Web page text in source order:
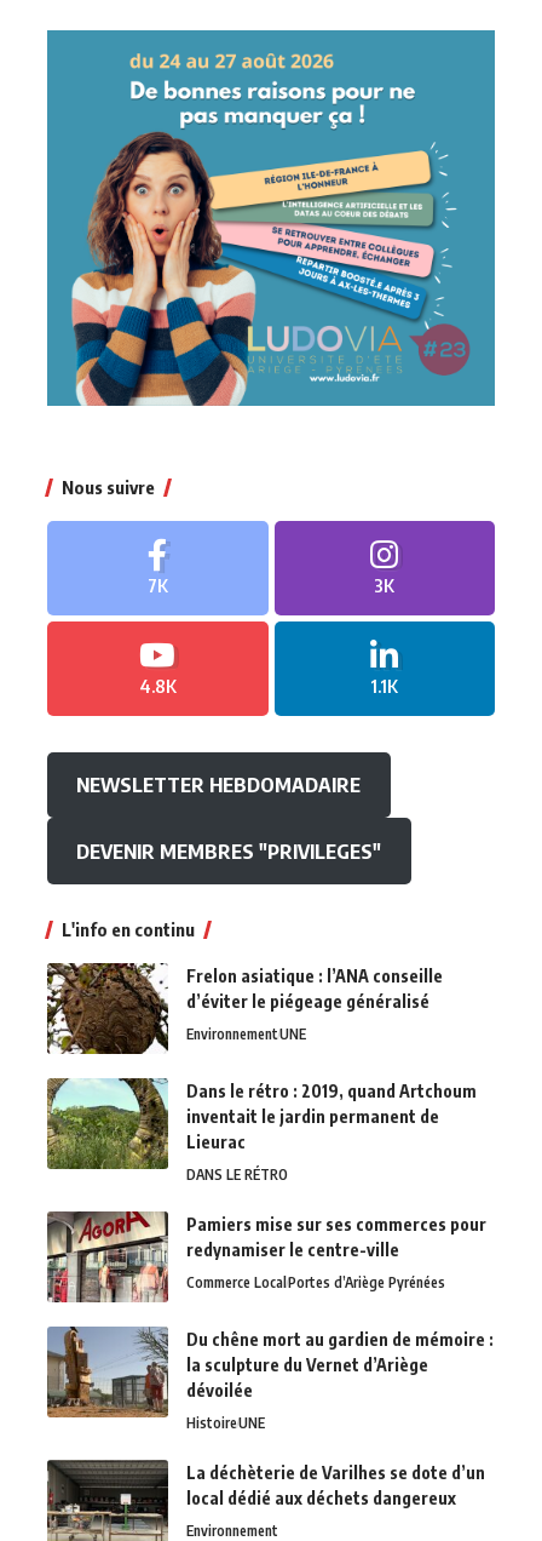
Nous suivre
7K 3K
4.8K 1.1K
NEWSLETTER HEBDOMADAIRE
DEVENIR MEMBRES "PRIVILEGES"
L'info en continu
Frelon asiatique : l’ANA conseille
d’éviter le piégeage généralisé
EnvironnementUNE
Dans le rétro : 2019, quand Artchoum
inventait le jardin permanent de
Lieurac
DANS LE RÉTRO
Pamiers mise sur ses commerces pour
redynamiser le centre-ville
Commerce Local Portes d’Ariège Pyrénées
Du chêne mort au gardien de mémoire :
la sculpture du Vernet d’Ariège
dévoilée
HistoireUNE
La déchèterie de Varilhes se dote d’un
local dédié aux déchets dangereux
Environnement